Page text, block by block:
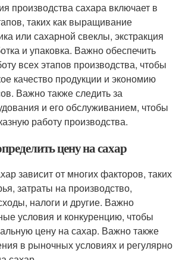
производства сахара включает в
таких как выращивание
или сахарной свеклы, экстракция
и упаковка. Важно обеспечить
всех этапов производства, чтобы
качество продукции и экономию
Важно также следить за
и его обслуживанием, чтобы
работу производства.
цену на сахар
зависит от многих факторов, таких
затраты на производство,
налоги и другие. Важно
условия и конкуренцию, чтобы
цену на сахар. Важно также
в рыночных условиях и регулярно